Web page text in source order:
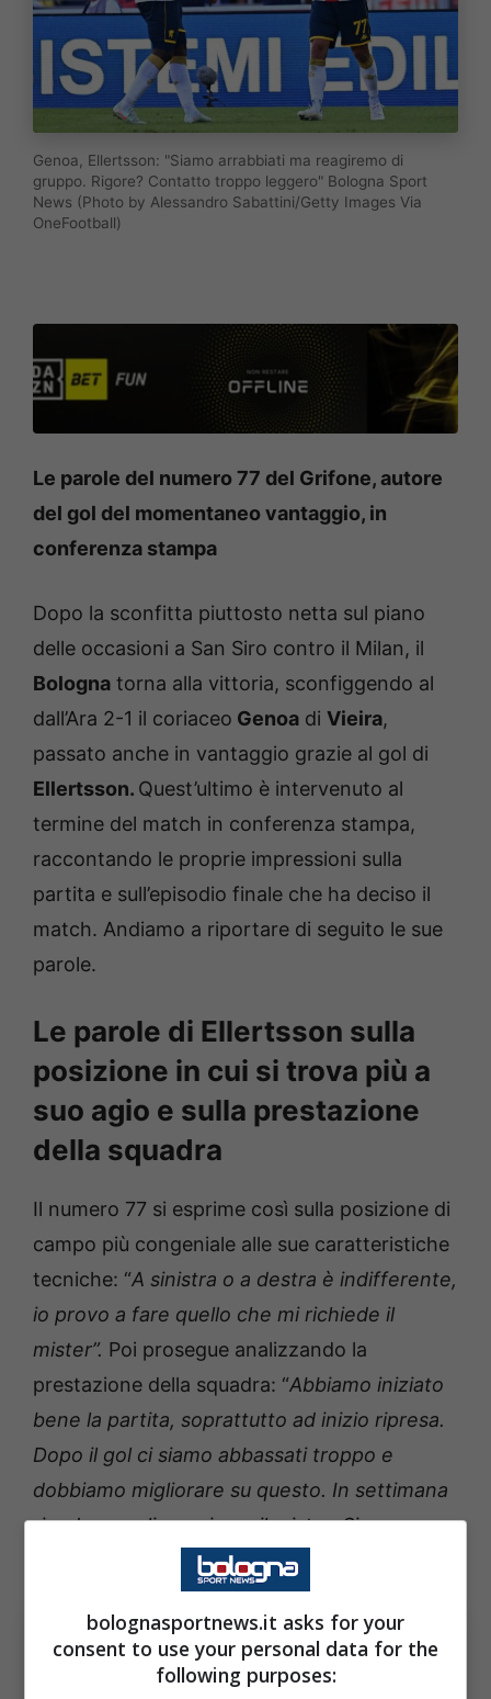
Genoa, Ellertsson: "Siamo arrabbiati ma reagiremo di
gruppo. Rigore? Contatto troppo leggero" Bologna Sport
News (Photo by Alessandro Sabattini/Getty Images Via
OneFootball)
Le parole del numero 77 del Grifone, autore
del gol del momentaneo vantaggio, in
conferenza stampa
Dopo la sconfitta piuttosto netta sul piano
delle occasioni a San Siro contro il Milan, il
Bologna torna alla vittoria, sconfiggendo al
dall’Ara 2-1 il coriaceo Genoa di Vieira,
passato anche in vantaggio grazie al gol di
Ellertsson. Quest’ultimo è intervenuto al
termine del match in conferenza stampa,
raccontando le proprie impressioni sulla
partita e sull’episodio finale che ha deciso il
match. Andiamo a riportare di seguito le sue
parole.
Le parole di Ellertsson sulla
posizione in cui si trova più a
suo agio e sulla prestazione
della squadra
Il numero 77 si esprime così sulla posizione di
campo più congeniale alle sue caratteristiche
tecniche: “A sinistra o a destra è indifferente,
io provo a fare quello che mi richiede il
mister”. Poi prosegue analizzando la
prestazione della squadra: “Abbiamo iniziato
bene la partita, soprattutto ad inizio ripresa.
Dopo il gol ci siamo abbassati troppo e
dobbiamo migliorare su questo. In settimana
rivedremo gli errori con il mister. Siamo
arrabbiati ma reagiremo di gruppo”
bolognasportnews.it asks for your
consent to use your personal data for the
following purposes: